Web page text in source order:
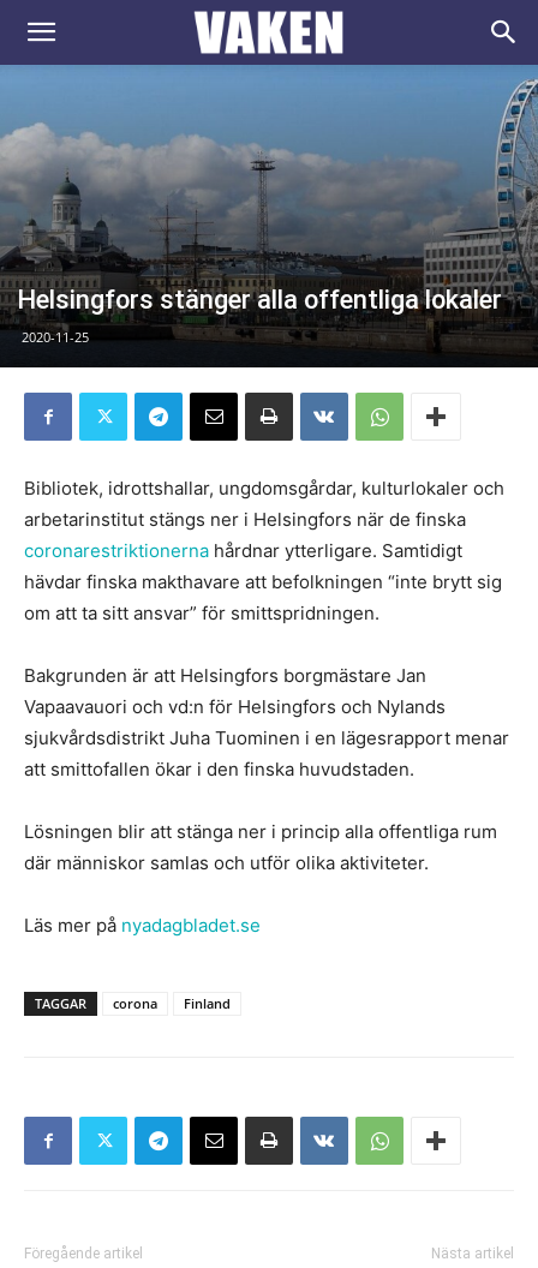
VAKEN.se
Helsingfors stänger alla offentliga lokaler
2020-11-25
Bibliotek, idrottshallar, ungdomsgårdar, kulturlokaler och
arbetarinstitut stängs ner i Helsingfors när de finska
coronarestriktionerna hårdnar ytterligare. Samtidigt
hävdar finska makthavare att befolkningen “inte brytt sig
om att ta sitt ansvar” för smittspridningen.
Bakgrunden är att Helsingfors borgmästare Jan
Vapaavauori och vd:n för Helsingfors och Nylands
sjukvårdsdistrikt Juha Tuominen i en lägesrapport menar
att smittofallen ökar i den finska huvudstaden.
Lösningen blir att stänga ner i princip alla offentliga rum
där människor samlas och utför olika aktiviteter.
Läs mer på nyadagbladet.se
TAGGAR corona Finland
Föregående artikel Nästa artikel